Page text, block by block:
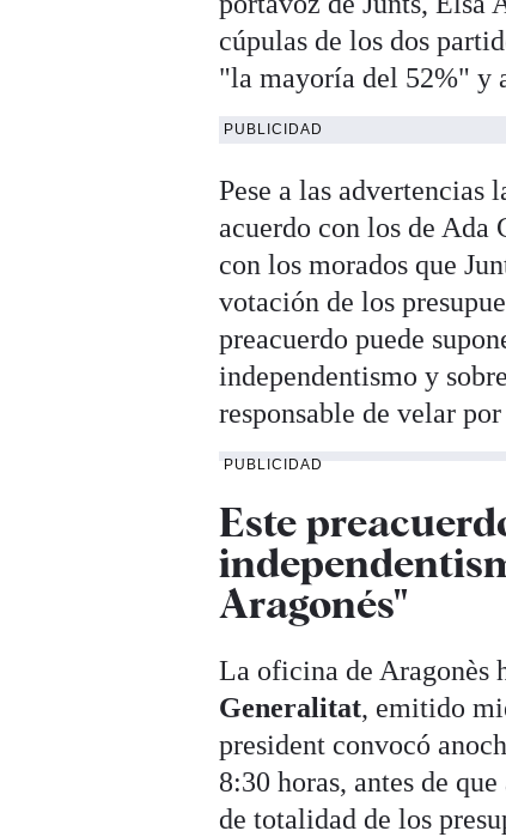
cúpulas de los dos
"la mayoría del 52%" y
PUBLICIDAD
Pese a las advertencias
acuerdo con los de Ada
con los morados que
votación de los
preacuerdo puede
independentismo y
responsable de velar
PUBLICIDAD
Este
Aragonés"
La oficina de Aragonès
Generalitat, emitido
president convocó
8:30 horas, antes de
de totalidad de los